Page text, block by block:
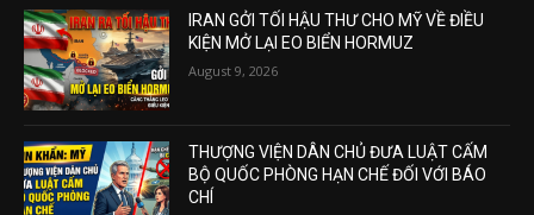
IRAN GỞI TỐI HẬU THƯ CHO MỸ VỀ ĐIỀU
KIỆN MỞ LẠI EO BIỂN HORMUZ
August 9, 2026
THƯỢNG VIỆN DÂN CHỦ ĐƯA LUẬT CẤM
BỘ QUỐC PHÒNG HẠN CHẾ ĐỐI VỚI BÁO
CHÍ